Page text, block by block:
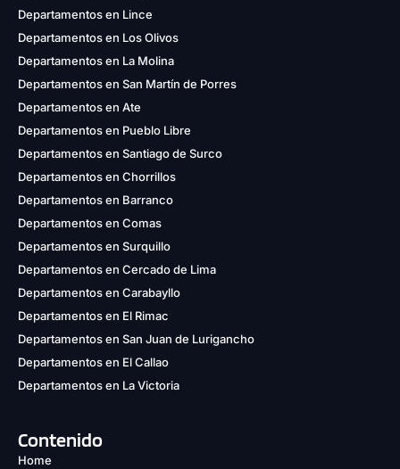
Departamentos en Lince
Departamentos en Los Olivos
Departamentos en La Molina
Departamentos en San Martín de Porres
Departamentos en Ate
Departamentos en Pueblo Libre
Departamentos en Santiago de Surco
Departamentos en Chorrillos
Departamentos en Barranco
Departamentos en Comas
Departamentos en Surquillo
Departamentos en Cercado de Lima
Departamentos en Carabayllo
Departamentos en El Rimac
Departamentos en San Juan de Lurigancho
Departamentos en El Callao
Departamentos en La Victoria
Contenido
Home